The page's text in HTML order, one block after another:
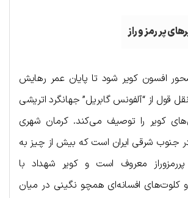
پر رمز و راز
افسون کویر شود تا پایان عمر رهایش
قول از “آلفونس گابریل” جهانگرد اتریشی
کویر را توصیف می‌کند. کرمان شهری
در جنوب شرقی ایران است که بیش از چیز به
معروف است و کویر شهداد با
کلوت‌های افسانه‌ای همچو نگینی در میان